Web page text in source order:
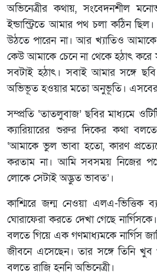
অভিনেত্রীর কথায়, সংবেদনশীল
ইন্ডাস্ট্রিতে আমার পথ চলা কঠিন
উঠতে পারেন না। আর খ্যাতিও
কেউ আমাকে চেনে না থেকে হঠাৎ করে
সবটাই হঠাৎ। সবাই আমার সঙ্গে
অভিভূত হওয়ার মতো অনুভূতি।
সম্প্রতি ‘তাতলুবাজ’ ছবির মাধ্যমে
ক্যারিয়ারের শুরুর দিকের কথা বলতে
‘আমাকে ভুল ভাবা হতো, কারণ
করতাম না। আমি সবসময় নিজের পথে
লোকে সেটাই অদ্ভুত ভাবত’।
কাশ্মিরে জন্ম নেওয়া এলএ-ভিত্তিক
ঘোরাফেরা করতে দেখা গেছে
বলতে গিয়ে এক গণমাধ্যমকে নার্গিস
জীবনে এসেছেন। তার সঙ্গে তিনি
বলতে রাজি হননি অভিনেত্রী।